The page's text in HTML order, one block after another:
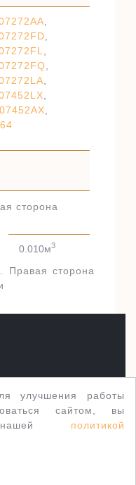
сторона
0.010м3
Правая сторона
улучшения работы
сайтом, вы
нашей политикой
тема Jewellery